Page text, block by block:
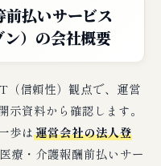
報酬前払いの審査
3選
払いで審査落ちた場合
（3社厳選）
払いサービス
ン）の会社概要
（信頼性）観点で、運営
資料から確認します。
歩は運営会社の法人登
療・介護報酬前払いサー